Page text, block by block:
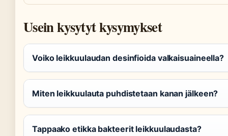
Usein kysytyt kysymykset
Voiko leikkuulaudan desinfioida valkaisuaineella?
Miten leikkuulauta puhdistetaan kanan jälkeen?
Tappaako etikka bakteerit leikkuulaudasta?